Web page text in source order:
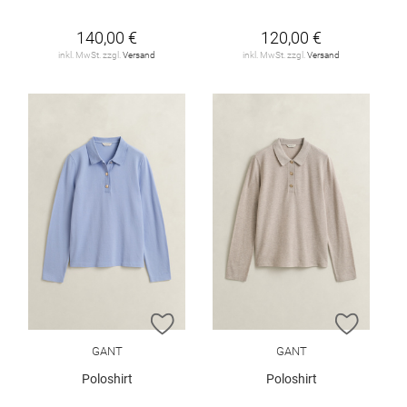
140,00 €
inkl. MwSt. zzgl. Versand
120,00 €
inkl. MwSt. zzgl. Versand
ZUR WUNSCHLISTE HINZUFÜGEN
GANT
Poloshirt
ZUR
GANT
Poloshirt